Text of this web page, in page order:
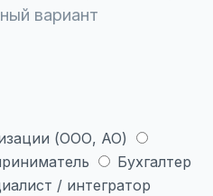
вариант
(ООО, АО)
Бухгалтер
/ интегратор